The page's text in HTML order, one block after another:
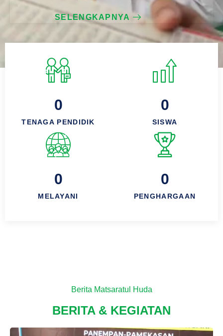
SELENGKAPNYA
0
TENAGA PENDIDIK
0
SISWA
0
MELAYANI
0
PENGHARGAAN
Berita Matsaratul Huda
BERITA & KEGIATAN